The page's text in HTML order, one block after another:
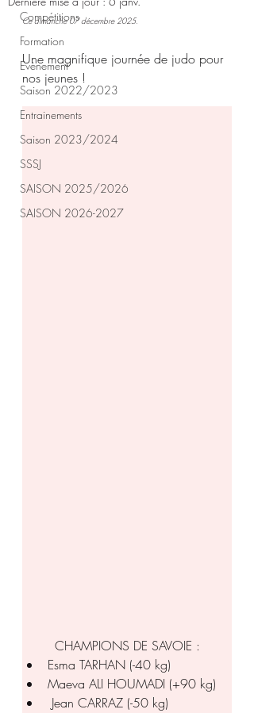
Compétitions
Formation
Evènement
Saison 2022/2023
Entrainements
Saison 2023/2024
SSSJ
SAISON 2025/2026
SAISON 2026-2027
Ce dimanche 07 décembre 2025.
Une magnifique journée de judo pour
nos jeunes !
CHAMPIONS DE SAVOIE :
Esma TARHAN (-40 kg)
Maeva ALI HOUMADI (+90 kg)
Jean CARRAZ (-50 kg)